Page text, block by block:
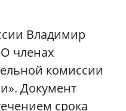
Владимир
членах
комиссии
Документ
срока